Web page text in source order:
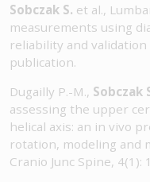
Sobczak S. et al.,
measurements using
reliability and validation
publication.
Dugailly P.-M., Sobczak
assessing the upper
helical axis: an in vivo
rotation, modeling and
Cranio Junc Spine, 4(1):